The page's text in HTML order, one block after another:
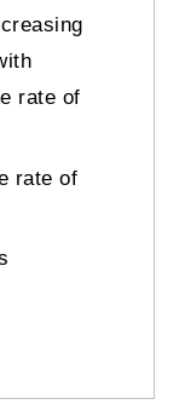
rate of
rate of